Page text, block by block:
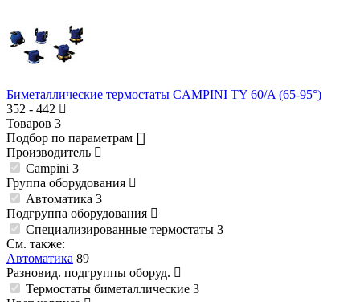
Биметаллические термостаты CAMPINI TY 60/A (65-95°)
352 - 442
Товаров 3
Подбор по параметрам
Производитель
Campini 3
Группа оборудования
Автоматика 3
Подгруппа оборудования
Специализированные термостаты 3
См. также:
Автоматика 89
Разновид. подгруппы оборуд.
Термостаты биметаллические 3